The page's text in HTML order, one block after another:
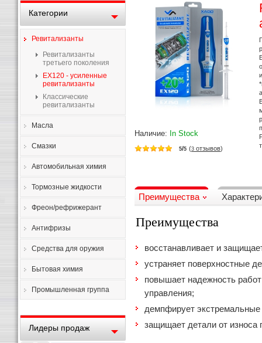
Категории
Ревитализанты
Ревитализанты
третьего поколения
EX120 - усиленные
ревитализанты
Классические
ревитализанты
Масла
Смазки
Автомобильная химия
Тормозные жидкости
Фреон/рефрижерант
Антифризы
Средства для оружия
Бытовая химия
Промышленная группа
Лидеры продаж
Наличие: In Stock
5/5 (3 отзывов)
Преимущества
Преимущества
восстанавливает и
устраняет поверхностные
повышает надежность
управления;
демпфирует экстремальные
защищает детали от износа